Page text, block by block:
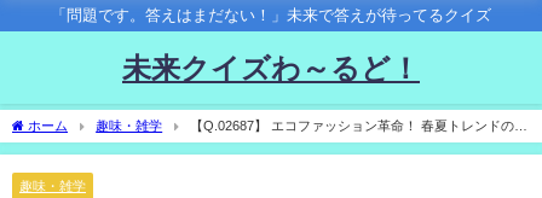
「問題です。答えはまだない！」未来で答えが待ってるクイズ
未来クイズわ～るど！
ホーム 趣味・雑学
【Q.02687】 エコファッション革命！ 春夏トレンドのサ
ステナヒットアイテムは？
趣味・雑学